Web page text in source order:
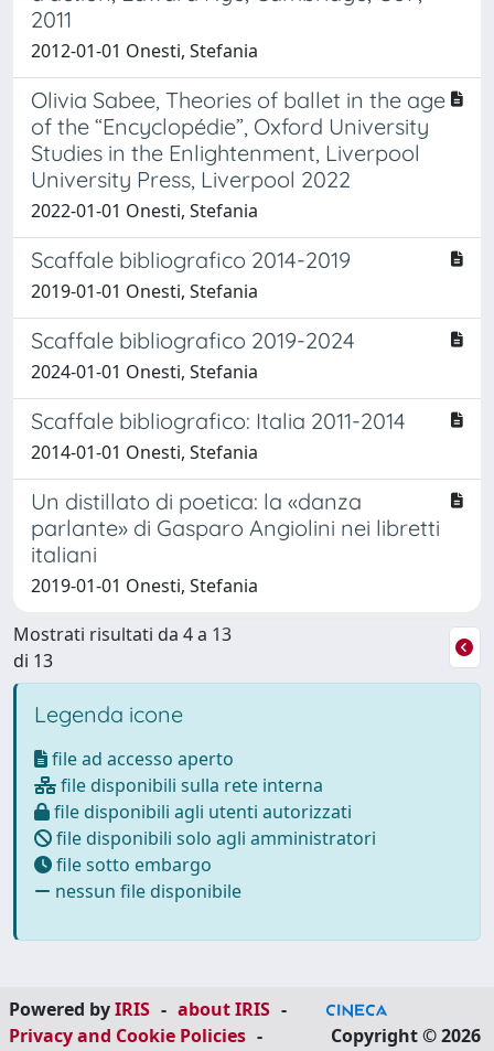
2011
2012-01-01 Onesti, Stefania
Olivia Sabee, Theories of ballet in the age
of the “Encyclopédie”, Oxford University
Studies in the Enlightenment, Liverpool
University Press, Liverpool 2022
2022-01-01 Onesti, Stefania
Scaffale bibliografico 2014-2019
2019-01-01 Onesti, Stefania
Scaffale bibliografico 2019-2024
2024-01-01 Onesti, Stefania
Scaffale bibliografico: Italia 2011-2014
2014-01-01 Onesti, Stefania
Un distillato di poetica: la «danza
parlante» di Gasparo Angiolini nei libretti
italiani
2019-01-01 Onesti, Stefania
Mostrati risultati da 4 a 13
di 13
Legenda icone
file ad accesso aperto
file disponibili sulla rete interna
file disponibili agli utenti autorizzati
file disponibili solo agli amministratori
file sotto embargo
nessun file disponibile
Powered byIRIS - about IRIS -
Privacy and Cookie Policies -
Copyright © 2026